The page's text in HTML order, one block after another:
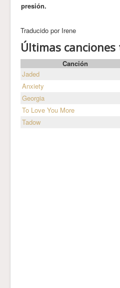
presión.
Traducido por Irene
Últimas
Canción
Jaded
Anxiety
Georgia
To Love You More
Tadow